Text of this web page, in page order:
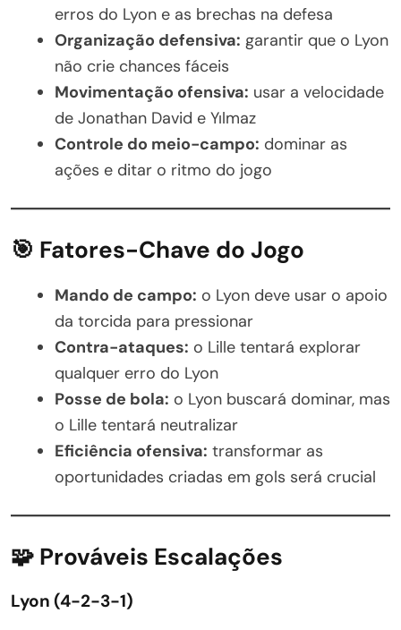
erros do Lyon e as brechas na defesa
Organização defensiva: garantir que o Lyon
não crie chances fáceis
Movimentação ofensiva: usar a velocidade
de Jonathan David e Yılmaz
Controle do meio-campo: dominar as
ações e ditar o ritmo do jogo
🎯 Fatores-Chave do Jogo
Mando de campo: o Lyon deve usar o apoio
da torcida para pressionar
Contra-ataques: o Lille tentará explorar
qualquer erro do Lyon
Posse de bola: o Lyon buscará dominar, mas
o Lille tentará neutralizar
Eficiência ofensiva: transformar as
oportunidades criadas em gols será crucial
🧩 Prováveis Escalações
Lyon (4-2-3-1)